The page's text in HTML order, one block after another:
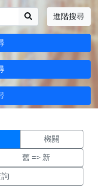
進階搜尋
面
機關
舊 => 新